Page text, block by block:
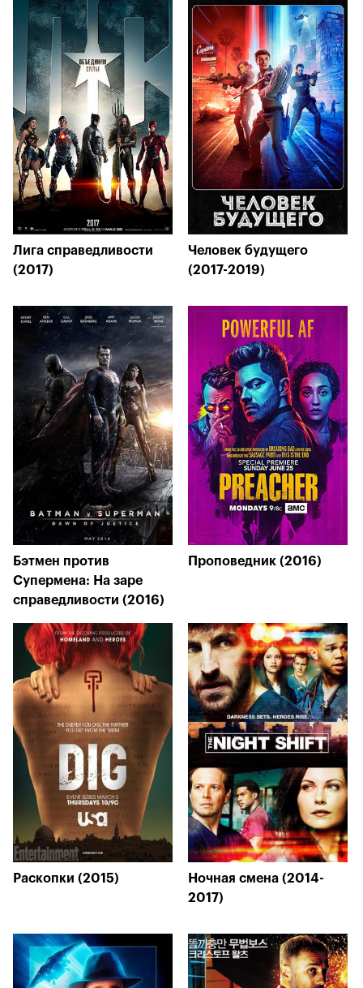
Лига справедливости
(2017)
Человек будущего
(2017-2019)
Бэтмен против
Супермена: На заре
справедливости (2016)
Проповедник (2016)
Раскопки (2015)
Ночная смена (2014-
2017)